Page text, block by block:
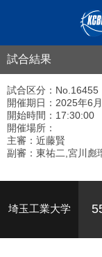
試合結果
試合区分：No.16455
開催期日：2025年6
開始時間：17:30:00
開催場所：
主審：近藤賢
副審：東祐二,宮川彪
埼玉工業大学